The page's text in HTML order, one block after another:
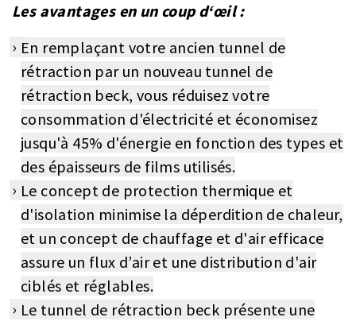
Les avantages en un coup d‘œil :
En remplaçant votre ancien tunnel de
rétraction par un nouveau tunnel de
rétraction beck, vous réduisez votre
consommation d'électricité et économisez
jusqu'à 45% d'énergie en fonction des types et
des épaisseurs de films utilisés.
Le concept de protection thermique et
d'isolation minimise la déperdition de chaleur,
et un concept de chauffage et d'air efficace
assure un flux d’air et une distribution d'air
ciblés et réglables.
Le tunnel de rétraction beck présente une